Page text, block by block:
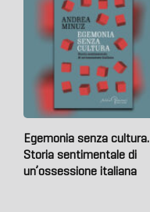
Egemonia senza cultura.
Storia sentimentale di
un’ossessione italiana